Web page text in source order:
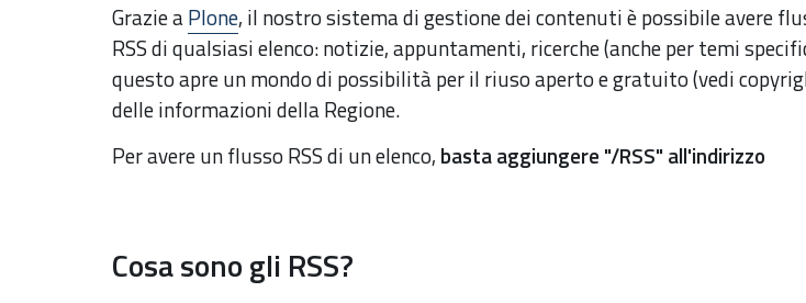
Grazie aPlone, il nostro sistema di gestione dei contenuti è possibile avere
RSS di qualsiasi elenco: notizie, appuntamenti, ricerche (anche per temi
questo apre un mondo di possibilità per il riuso aperto e gratuito (vedi
delle informazioni della Regione.
Per avere un flusso RSS di un elenco, basta aggiungere "/RSS" all'indirizzo
Cosa sono gli RSS?